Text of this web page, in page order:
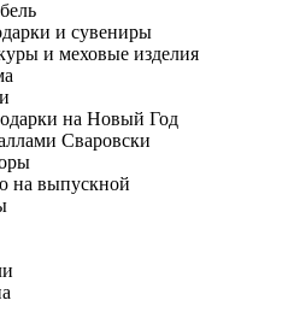
и сувениры
и меховые изделия
на Новый Год
Сваровски
на выпускной